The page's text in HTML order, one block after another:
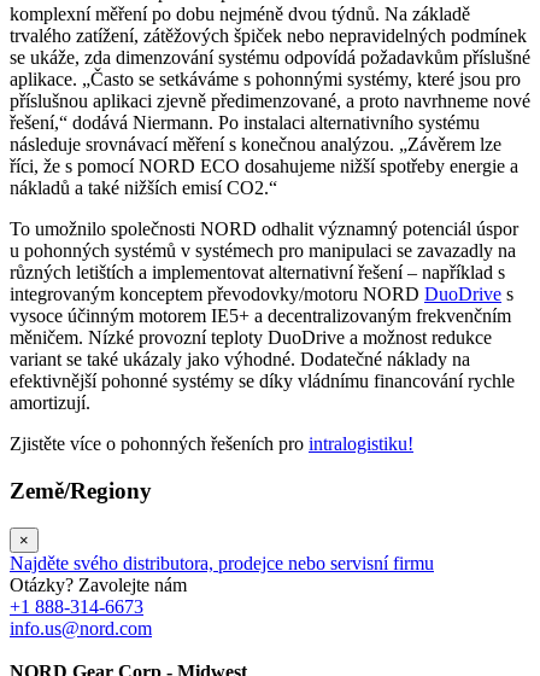
komplexní měření po dobu nejméně dvou týdnů. Na základě
trvalého zatížení, zátěžových špiček nebo nepravidelných podmínek
se ukáže, zda dimenzování systému odpovídá požadavkům příslušné
aplikace. „Často se setkáváme s pohonnými systémy, které jsou pro
příslušnou aplikaci zjevně předimenzované, a proto navrhneme nové
řešení,“ dodává Niermann. Po instalaci alternativního systému
následuje srovnávací měření s konečnou analýzou. „Závěrem lze
říci, že s pomocí NORD ECO dosahujeme nižší spotřeby energie a
nákladů a také nižších emisí CO2.“
To umožnilo společnosti NORD odhalit významný potenciál úspor
u pohonných systémů v systémech pro manipulaci se zavazadly na
různých letištích a implementovat alternativní řešení – například s
integrovaným konceptem převodovky/motoru NORD DuoDrive s
vysoce účinným motorem IE5+ a decentralizovaným frekvenčním
měničem. Nízké provozní teploty DuoDrive a možnost redukce
variant se také ukázaly jako výhodné. Dodatečné náklady na
efektivnější pohonné systémy se díky vládnímu financování rychle
amortizují.
Zjistěte více o pohonných řešeních pro intralogistiku!
Země/Regiony
×
Najděte svého distributora, prodejce nebo servisní firmu
Otázky? Zavolejte nám
+1 888-314-6673
info.us@nord.com
NORD Gear Corp - Midwest